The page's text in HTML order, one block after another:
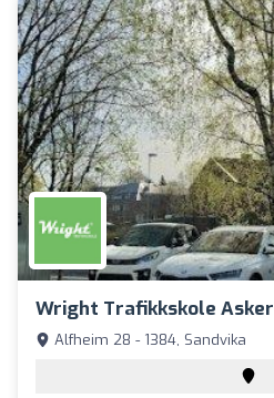
Wright Trafikkskole Asker
Alfheim 28 - 1384, Sandvika